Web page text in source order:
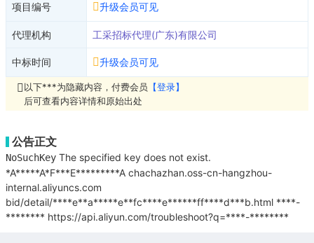
项目编号 升级会员可见
代理机构 工采招标代理(广东)有限公司
中标时间 升级会员可见
以下***为隐藏内容，付费会员 【登录】
后可查看内容详情和原始出处
公告正文
NoSuchKey The specified key does not exist.
*A*****A*F***E*********A chachazhan.oss-cn-hangzhou-
internal.aliyuncs.com
bid/detail/****e**a*****e**fc****e******ff****d***b.html ****-
******** https://api.aliyun.com/troubleshoot?q=****-********